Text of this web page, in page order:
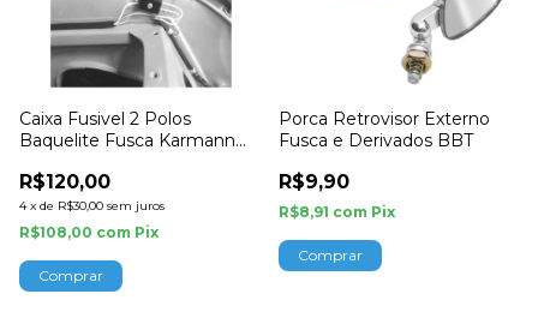
Caixa Fusivel 2 Polos
Baquelite Fusca Karmann
R$120,00
4 x de R$30,00 sem juros
R$108,00 com Pix
Porca Retrovisor Externo
Fusca e Derivados BBT
R$9,90
R$8,91 com Pix